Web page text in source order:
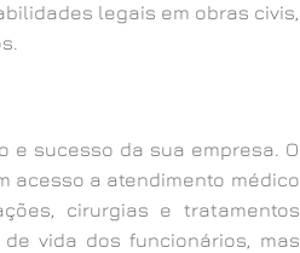
legais em obras civis,
e sucesso da sua empresa. O
acesso a atendimento médico
cirurgias e tratamentos
vida dos funcionários, mas